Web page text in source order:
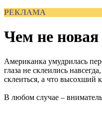
РЕКЛАМА
Чем не новая
Американка умудрилась
глаза не склеились
склеиться, а что высохший
В любом случае –